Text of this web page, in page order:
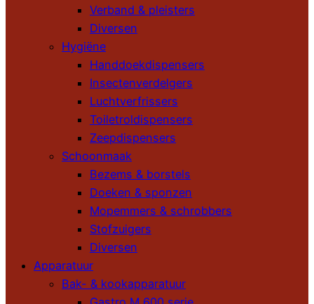
Verband & pleisters
Diversen
Hygiëne
Handdoekdispensers
Insectenverdelgers
Luchtverfrissers
Toiletroldispensers
Zeepdispensers
Schoonmaak
Bezems & borstels
Doeken & sponzen
Mopemmers & schrobbers
Stofzuigers
Diversen
Apparatuur
Bak- & kookapparatuur